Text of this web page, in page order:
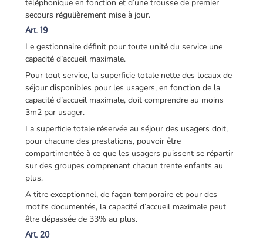
téléphonique en fonction et d’une trousse de premier
secours régulièrement mise à jour.
Art. 19
Le gestionnaire définit pour toute unité du service une
capacité d’accueil maximale.
Pour tout service, la superficie totale nette des locaux de
séjour disponibles pour les usagers, en fonction de la
capacité d’accueil maximale, doit comprendre au moins
3m2 par usager.
La superficie totale réservée au séjour des usagers doit,
pour chacune des prestations, pouvoir être
compartimentée à ce que les usagers puissent se répartir
sur des groupes comprenant chacun trente enfants au
plus.
A titre exceptionnel, de façon temporaire et pour des
motifs documentés, la capacité d’accueil maximale peut
être dépassée de 33% au plus.
Art. 20